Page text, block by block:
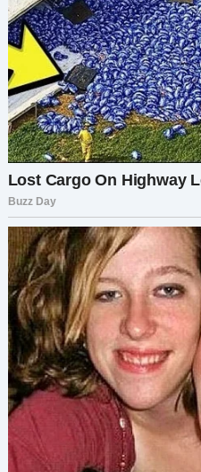
в дверь. Одна из
— Твоя будущая
не в духе.
По спине пробежал
двери и увидела
чемоданами в руках и
Его мать, Людмила,
— Мы уезжаем. Мы
У меня подогнулись
— Что? Почему?
Она скрестила руки на
презрительно
— Мы немного
чтобы понять, какая ты
мы узнали, шокировало